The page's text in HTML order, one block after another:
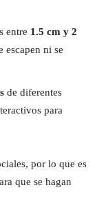
entre 1.5 cm y 2
escapen ni se
de diferentes
para
por lo que es
que se hagan